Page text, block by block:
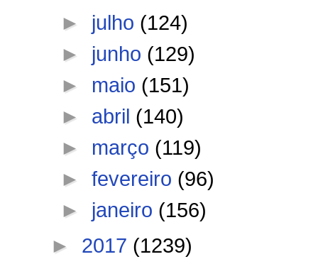
► julho (124)
► junho (129)
► maio (151)
► abril (140)
► março (119)
►fevereiro (96)
► janeiro (156)
► 2017 (1239)